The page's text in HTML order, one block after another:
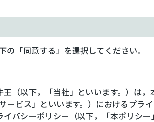
「同意する」を選択してください。
王（以下，「当社」といいます。）は
ービス」といいます。）におけるプラ
イバシーポリシー（以下，「本ポリシー